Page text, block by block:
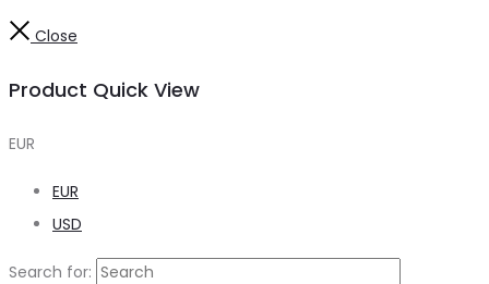
Close
Product Quick View
EUR
EUR
USD
Search for: